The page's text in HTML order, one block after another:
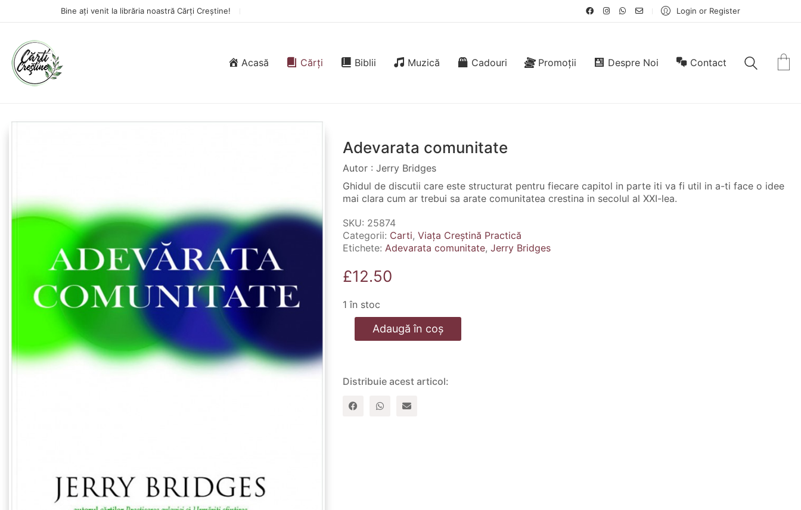
Bine ați venit la librăria noastră Cărți Creștine! Login or Register
Acasă Cărți Biblii Muzică Cadouri Promoții Despre Noi Contact
Adevarata comunitate
Autor : Jerry Bridges
Ghidul de discutii care este structurat pentru fiecare capitol in parte iti va fi util in a-ti face o idee
mai clara cum ar trebui sa arate comunitatea crestina in secolul al XXI-lea.
SKU: 25874
Categorii: Carti, Viața Creștină Practică
Etichete: Adevarata comunitate, Jerry Bridges
£12.50
1 în stoc
Cantitate
Adevarata
comunitate
Adaugă în coș
Distribuie acest articol: